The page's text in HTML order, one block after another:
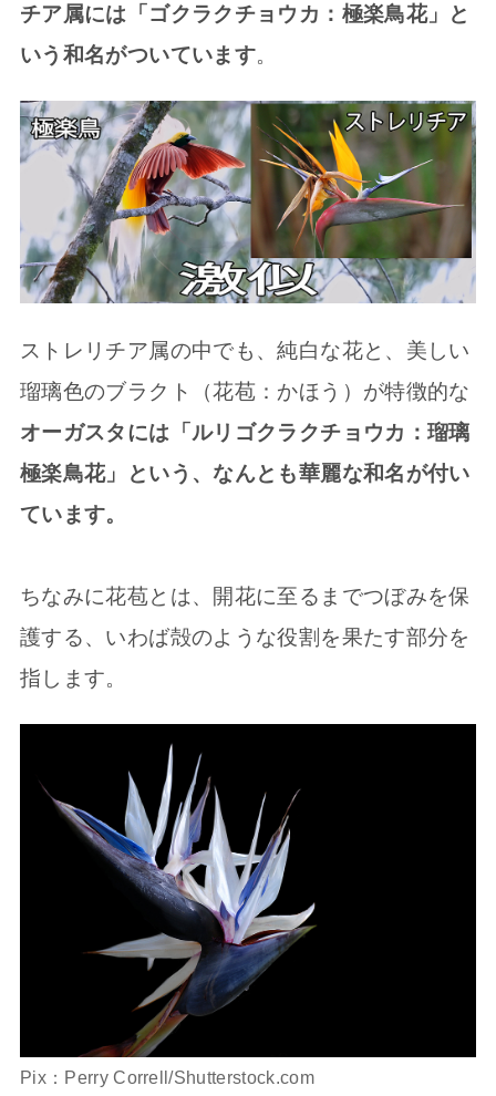
チア属には「ゴクラクチョウカ：極楽鳥花」と
いう和名がついています。
ストレリチア属の中でも、純白な花と、美しい
瑠璃色のブラクト（花苞：かほう）が特徴的な
オーガスタには「ルリゴクラクチョウカ：瑠璃
極楽鳥花」という、なんとも華麗な和名が付い
ています。
ちなみに花苞とは、開花に至るまでつぼみを保
護する、いわば殻のような役割を果たす部分を
指します。
Pix：Perry Correll/Shutterstock.com